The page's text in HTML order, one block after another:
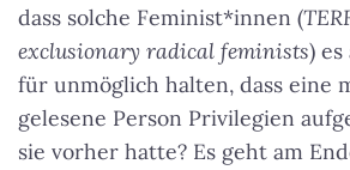
dass solche Feminist*innen (
exclusionary radical feminists)
für unmöglich halten, dass eine
gelesene Person Privilegien
sie vorher hatte? Es geht am